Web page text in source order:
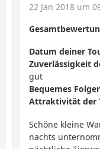
22 Jan 2018 um
Datum deiner
Zuverlässigkeit
gut
Bequemes
Attraktivität der
Schöne kleine
nachts